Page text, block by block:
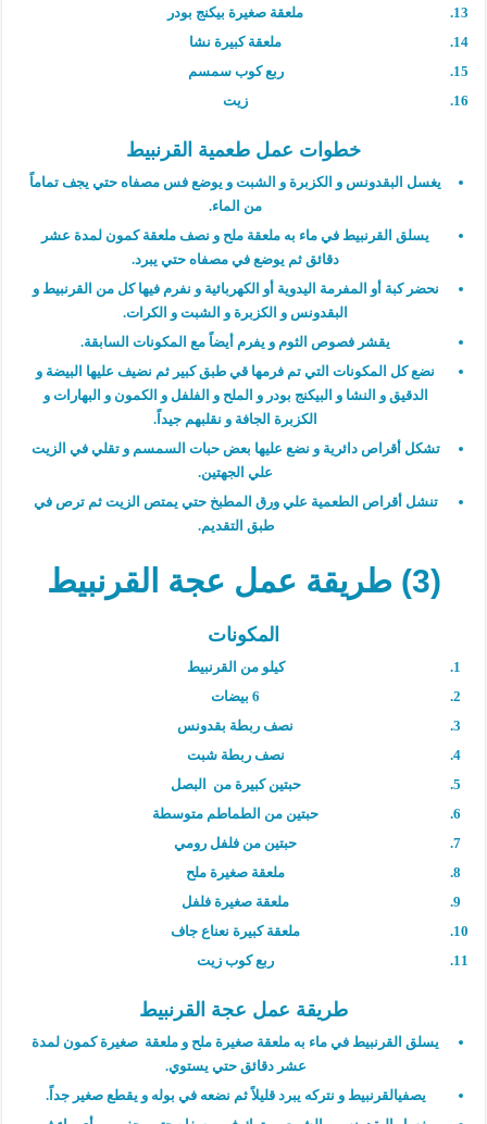
ملعقة صغيرة بيكنج بودر
ملعقة كبيرة نشا
ربع كوب سمسم
زيت
خطوات عمل طعمية القرنبيط
يغسل البقدونس و الكزبرة و الشبت و يوضع فس مصفاه حتي يجف تماماً
من الماء.
يسلق القرنبيط في ماء به ملعقة ملح و نصف ملعقة كمون لمدة عشر
دقائق ثم يوضع في مصفاه حتي يبرد.
نحضر كبة أو المفرمة اليدوية أو الكهربائية و نفرم فيها كل من القرنبيط و
البقدونس و الكزبرة و الشبت و الكرات.
يقشر فصوص الثوم و يفرم أيضاً مع المكونات السابقة.
نضع كل المكونات التي تم فرمها قي طبق كبير ثم نضيف عليها البيضة و
الدقيق و النشا و البيكنج بودر و الملح و الفلفل و الكمون و البهارات و
الكزبرة الجافة و نقلبهم جيداً.
تشكل أقراص دائرية و نضع عليها بعض حبات السمسم و تقلي في الزيت
علي الجهتين.
تنشل أقراص الطعمية علي ورق المطبخ حتي يمتص الزيت ثم ترص في
طبق التقديم.
(3) طريقة عمل عجة القرنبيط
المكونات
كيلو من القرنبيط
6 بيضات
نصف ربطة بقدونس
نصف ربطة شبت
حبتين كبيرة من البصل
حبتين من الطماطم متوسطة
حبتين من فلفل رومي
ملعقة صغيرة ملح
ملعقة صغيرة فلفل
ملعقة كبيرة نعناع جاف
ربع كوب زيت
طريقة عمل عجة القرنبيط
يسلق القرنبيط في ماء به ملعقة صغيرة ملح و ملعقة صغيرة كمون لمدة
عشر دقائق حتي يستوي.
يصفيالقرنبيط و نتركه يبرد قليلاً ثم نضعه في بوله و يقطع صغير جداً.